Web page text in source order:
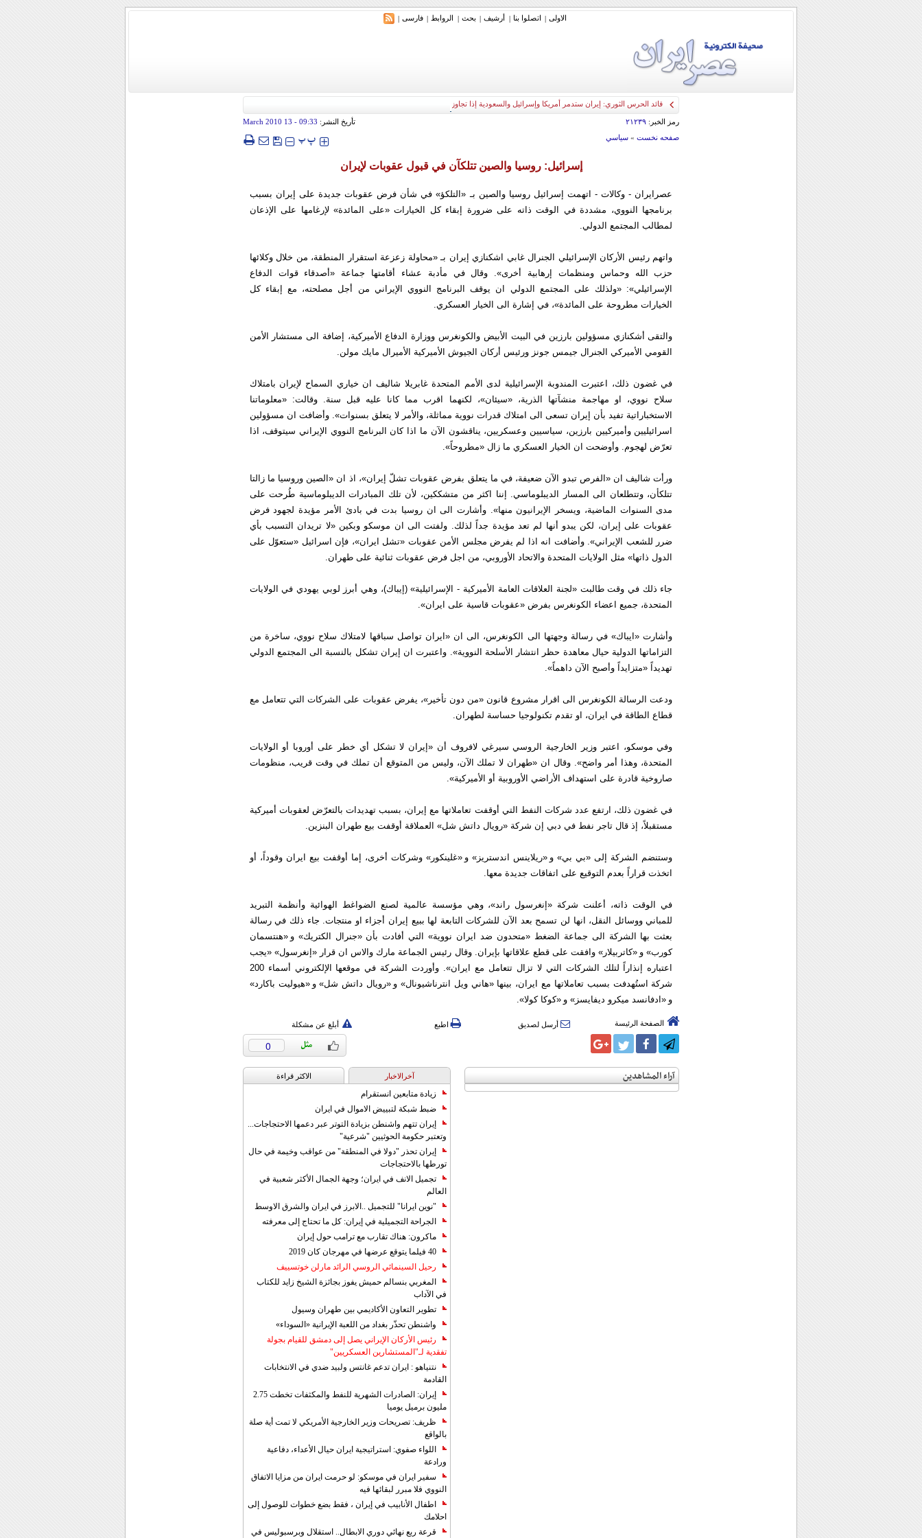
الاولی | اتصلوا بنا | أرشیف | بحث | الروابط | فارسی |
قائد الحرس الثوري: إيران ستدمر أمريكا وإسرائيل والسعودية إذا تجاوزت خطوط طهران الحمراء
رمز الخبر: ۲۱۲۳۹ تأريخ النشر: 09:33
- 13 March 2010
صفحه نخست» سياسي ‍‍‍ پپ
إسرائيل: روسيا والصين تتلكآن في قبول عقوبات لإيران
عصرایران - وکالات - اتهمت إسرائيل روسيا والصين بـ «التلكؤ» في شأن فرض عقوبات جديدة على إيران بسبب
برنامجها النووي، مشددة في الوقت ذاته على ضرورة إبقاء كل الخيارات «على المائدة» لإرغامها على الإذعان
لمطالب المجتمع الدولي.
واتهم رئيس الأركان الإسرائيلي الجنرال غابي اشكنازي إيران بـ «محاولة زعزعة استقرار المنطقة، من خلال وكلائها
حزب الله وحماس ومنظمات إرهابية أخرى». وقال في مأدبة عشاء أقامتها جماعة «أصدقاء قوات الدفاع
الإسرائيلي»: «ولذلك على المجتمع الدولي ان يوقف البرنامج النووي الإيراني من أجل مصلحته، مع إبقاء كل
الخيارات مطروحة على المائدة»، في إشارة الى الخيار العسكري.
والتقى أشكنازي مسؤولين بارزين في البيت الأبيض والكونغرس ووزارة الدفاع الأميركية، إضافة الى مستشار الأمن
القومي الأميركي الجنرال جيمس جونز ورئيس أركان الجيوش الأميركية الأميرال مايك مولن.
في غضون ذلك، اعتبرت المندوبة الإسرائيلية لدى الأمم المتحدة غابريلا شاليف ان خياري السماح لإيران بامتلاك
سلاح نووي، او مهاجمة منشآتها الذرية، «سيئان»، لكنهما اقرب مما كانا عليه قبل سنة. وقالت: «معلوماتنا
الاستخباراتية تفيد بأن إيران تسعى الى امتلاك قدرات نووية مماثلة، والأمر لا يتعلق بسنوات». وأضافت ان مسؤولين
اسرائيليين وأميركيين بارزين، سياسيين وعسكريين، يناقشون الآن ما اذا كان البرنامج النووي الإيراني سيتوقف، اذا
تعرّض لهجوم. وأوضحت ان الخيار العسكري ما زال «مطروحاً».
ورأت شاليف ان «الفرص تبدو الآن ضعيفة، في ما يتعلق بفرض عقوبات تشلّ إيران»، اذ ان «الصين وروسيا ما زالتا
تتلكأن، وتتطلعان الى المسار الديبلوماسي. إننا اكثر من متشككين، لأن تلك المبادرات الديبلوماسية طُرحت على
مدى السنوات الماضية، ويسخر الإيرانيون منها». وأشارت الى ان روسيا بدت في بادئ الأمر مؤيدة لجهود فرض
عقوبات على إيران، لكن يبدو أنها لم تعد مؤيدة جداً لذلك. ولفتت الى ان موسكو وبكين «لا تريدان التسبب بأي
ضرر للشعب الإيراني». وأضافت انه اذا لم يفرض مجلس الأمن عقوبات «تشل ايران»، فإن اسرائيل «ستعوّل على
الدول ذاتها» مثل الولايات المتحدة والاتحاد الأوروبي، من اجل فرض عقوبات ثنائية على طهران.
جاء ذلك في وقت طالبت «لجنة العلاقات العامة الأميركية - الإسرائيلية» (إيباك)، وهي أبرز لوبي يهودي في الولايات
المتحدة، جميع اعضاء الكونغرس بفرض «عقوبات قاسية على ايران».
وأشارت «ايباك» في رسالة وجهتها الى الكونغرس، الى ان «ايران تواصل سباقها لامتلاك سلاح نووي، ساخرة من
التزاماتها الدولية حيال معاهدة حظر انتشار الأسلحة النووية». واعتبرت ان إيران تشكل بالنسبة الى المجتمع الدولي
تهديداً «متزايداً وأصبح الآن داهماً».
ودعت الرسالة الكونغرس الى اقرار مشروع قانون «من دون تأخير»، يفرض عقوبات على الشركات التي تتعامل مع
قطاع الطاقة في ايران، او تقدم تكنولوجيا حساسة لطهران.
وفي موسكو، اعتبر وزير الخارجية الروسي سيرغي لافروف أن «إيران لا تشكل أي خطر على أوروبا أو الولايات
المتحدة، وهذا أمر واضح». وقال ان «طهران لا تملك الآن، وليس من المتوقع أن تملك في وقت قريب، منظومات
صاروخية قادرة على استهداف الأراضي الأوروبية أو الأميركية».
في غضون ذلك، ارتفع عدد شركات النفط التي أوقفت تعاملاتها مع إيران، بسبب تهديدات بالتعرّض لعقوبات أميركية
مستقبلاً، إذ قال تاجر نفط في دبي إن شركة «رويال داتش شل» العملاقة أوقفت بيع طهران البنزين.
وستنضم الشركة إلى «بي بي» و «ريلاينس اندستريز» و «غلينكور» وشركات أخرى، إما أوقفت بيع ايران وقوداً، أو
اتخذت قراراً بعدم التوقيع على اتفاقات جديدة معها.
في الوقت ذاته، أعلنت شركة «إنغرسول راند»، وهي مؤسسة عالمية لصنع الضواغط الهوائية وأنظمة التبريد
للمباني ووسائل النقل، انها لن تسمح بعد الآن للشركات التابعة لها ببيع إيران أجزاء او منتجات. جاء ذلك في رسالة
بعثت بها الشركة الى جماعة الضغط «متحدون ضد ايران نووية» التي أفادت بأن «جنرال الكتريك» و «هنتسمان
كورب» و «كاتربيلار» وافقت على قطع علاقاتها بإيران. وقال رئيس الجماعة مارك والاس ان قرار «إنغرسول» «يجب
اعتباره إنذاراً لتلك الشركات التي لا تزال تتعامل مع ايران». وأوردت الشركة في موقعها الإلكتروني أسماء 200
شركة استُهدفت بسبب تعاملاتها مع ايران، بينها «هاني ويل انترناشيونال» و «رويال داتش شل» و «هيوليت باكارد»
و «ادفانسد ميكرو ديفايسز» و «كوكا كولا».
الصفحة الرئيسة أرسل لصديق اطبع أبلغ عن مشكلة
0
آراء المشاهدين آخرالاخبار الاکثر قراءة
زيادة متابعين انستقرام
ضبط شبكة لتبييض الاموال في ايران
إيران تتهم واشنطن بزيادة التوتر عبر دعمها الاحتجاجات...
وتعتبر حكومة الحوثيين "شرعية"
إيران تحذر "دولا في المنطقة" من عواقب وخيمة في حال
تورطها بالاحتجاجات
تجميل الانف في ايران؛ وجهة الجمال الأكثر شعبية في
العالم
"نوين ايرانا" للتجميل ..الابرز في ايران والشرق الاوسط
الجراحة التجميلية في إيران: كل ما تحتاج إلى معرفته
ماكرون: هناك تقارب مع ترامب حول إيران
40 فيلما يتوقع عرضها في مهرجان كان 2019
رحيل السينمائي الروسي الرائد مارلن خوتسييف
المغربي بنسالم حميش يفوز بجائزة الشيخ زايد للكتاب
في الآداب
تطوير التعاون الأكاديمي بين طهران وسيول
واشنطن تحذّر بغداد من اللعبة الإيرانية «السوداء»
رئيس الأركان الإيراني يصل إلى دمشق للقيام بجولة
تفقدية لـ"المستشارين العسكريين"
نتنياهو : ايران تدعم غانتس ولبيد ضدي في الانتخابات
القادمة
إيران: الصادرات الشهریة للنفط والمكثفات تخطت 2.75
مليون برميل يوميا
ظريف: تصريحات وزير الخارجية الأمريكي لا تمت أية صلة
بالواقع
اللواء صفوي: استراتيجية ايران حيال الأعداء، دفاعية
ورادعة
سفير ايران في موسكو: لو حرمت ايران من مزايا الاتفاق
النووي فلا مبرر لبقائها فيه
اطفال الأنابيب في إيران ، فقط بضع خطوات للوصول إلى
احلامك
قرعة ربع نهائي دوري الابطال.. استقلال وبرسبوليس في